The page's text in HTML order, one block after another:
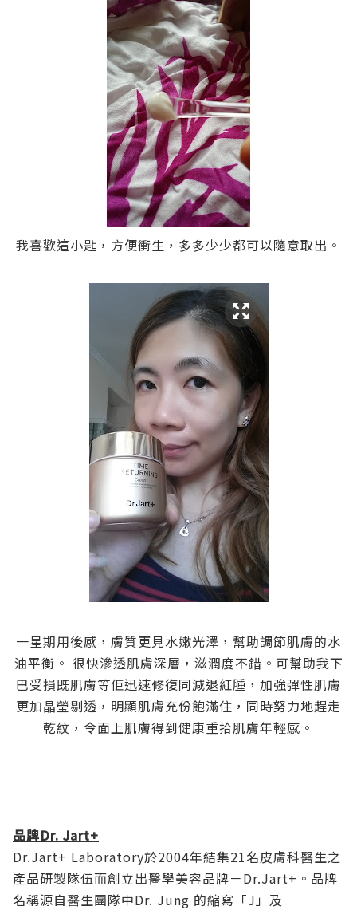
我喜歡這小匙，方便衝生，多多少少都可以隨意取出。
一星期用後感，膚質更見水嫩光澤，幫助調節肌膚的水
油平衡。 很快滲透肌膚深層，滋潤度不錯。可幫助我下
巴受損既肌膚等佢迅速修復同減退紅腫，加強彈性肌膚
更加晶瑩剔透，明顯肌膚充份飽滿住，同時努力地趕走
乾紋，令面上肌膚得到健康重拾肌膚年輕感。
品牌Dr. Jart+
Dr.Jart+ Laboratory於2004年結集21名皮膚科醫生之
產品研製隊伍而創立出醫學美容品牌－Dr.Jart+ 。品牌
名稱源自醫生團隊中Dr. Jung 的縮寫「J 」及